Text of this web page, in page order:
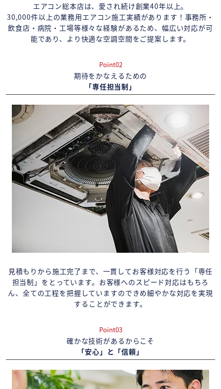
エアコン総本店は、愛され続け創業40年以上。
30,000件以上の業務用エアコン施工実績があります！事務所・
飲食店・病院・工場等様々な経験があるため、幅広い対応が可
能であり、より快適な空調空間をご提案します。
Point02
期待をかなえるための
「専任担当制」
見積もりから施工完了まで、一貫してお客様対応を行う「専任
担当制」をとっています。お客様へのスピード対応はもちろ
ん、全ての工程を把握していますのできめ細やかな対応を実現
することができます。
Point03
確かな技術があるからこそ
「安心」と「信頼」